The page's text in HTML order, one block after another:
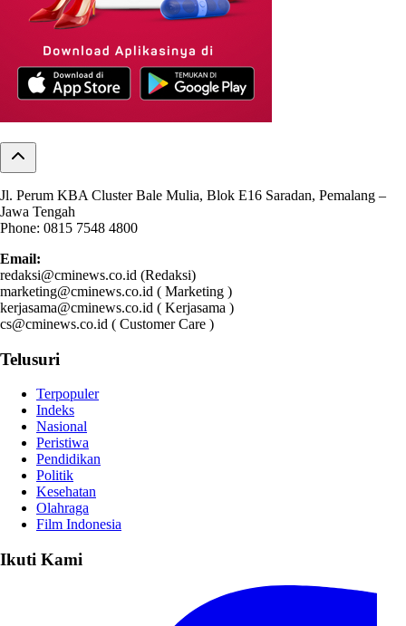
Jl. Perum KBA Cluster Bale Mulia, Blok E16 Saradan, Pemalang –
Jawa Tengah
Phone: 0815 7548 4800
Email:
redaksi@cminews.co.id (Redaksi)
marketing@cminews.co.id ( Marketing )
kerjasama@cminews.co.id ( Kerjasama )
cs@cminews.co.id ( Customer Care )
Telusuri
Terpopuler
Indeks
Nasional
Peristiwa
Pendidikan
Politik
Kesehatan
Olahraga
Film Indonesia
Ikuti Kami